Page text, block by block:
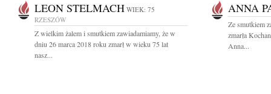
LEON STELMACH WIEK: 75
RZESZÓW
Z wielkim żalem i smutkiem zawiadamiamy, że w
dniu 26 marca 2018 roku zmarł w wieku 75 lat
nasz...
ANNA
Ze smutkiem
zmarła
Anna...